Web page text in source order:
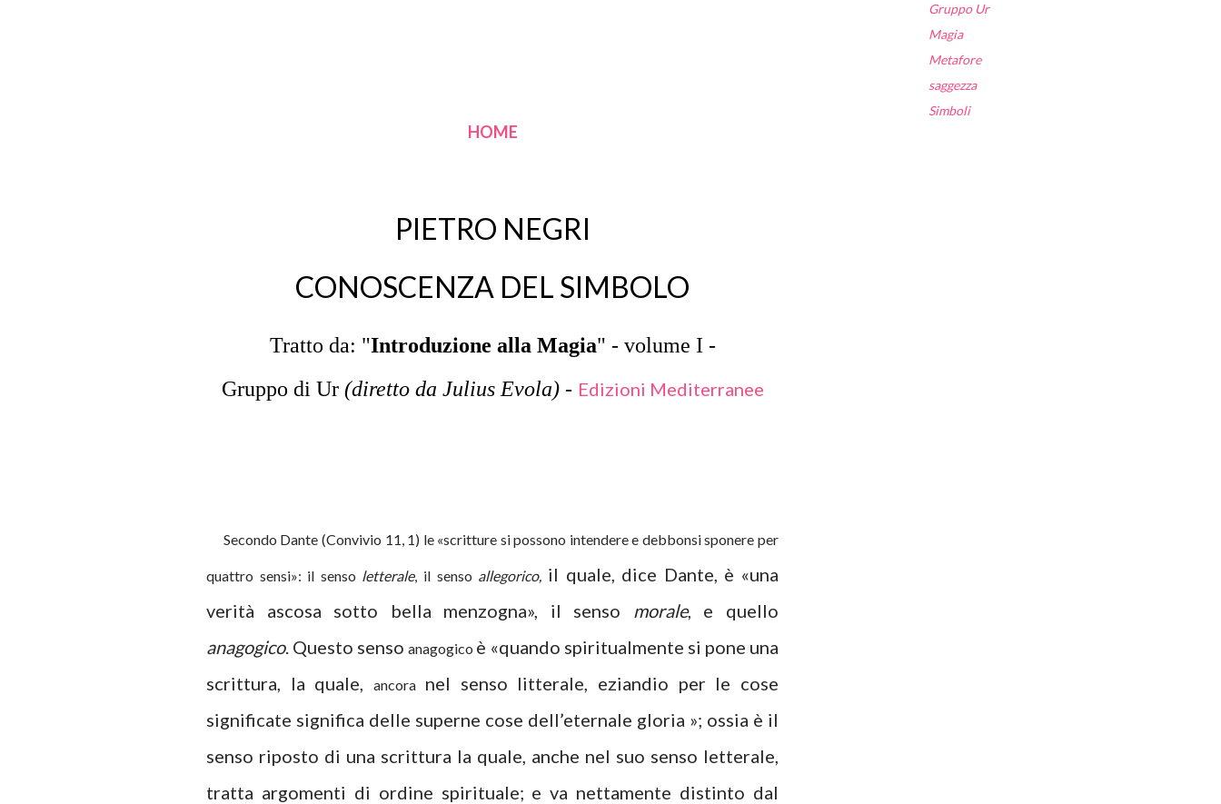
HOME
PIETRO NEGRI
CONOSCENZA DEL SIMBOLO
Tratto da: "Introduzione alla Magia" - volume I -
Gruppo di Ur(diretto da Julius Evola) - Edizioni Mediterranee
Secondo Dante (Convivio 11, 1) le «scritture si possono intendere e debbonsi sponere per
quattro sensi»: il senso letterale, il senso allegorico, il quale, dice Dante, è «una
verità ascosa sotto bella menzogna», il senso morale, e quello
anagogico. Questo sensoanagogico è «quando spiritualmente si pone una
scrittura, la quale,ancora nel senso litterale, eziandio per le cose
significate significa delle superne cose dell’eternale gloria »; ossia è il
senso riposto di una scrittura la quale, anche nel suo senso letterale,
tratta argomenti di ordine spirituale; e va nettamente distinto dal
Gruppo Ur
Magia
Metafore
saggezza
Simboli